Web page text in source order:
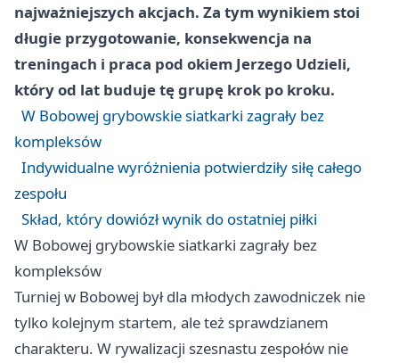
najważniejszych akcjach. Za tym wynikiem stoi
długie przygotowanie, konsekwencja na
treningach i praca pod okiem Jerzego Udzieli,
który od lat buduje tę grupę krok po kroku.
W Bobowej grybowskie siatkarki zagrały bez
kompleksów
Indywidualne wyróżnienia potwierdziły siłę całego
zespołu
Skład, który dowiózł wynik do ostatniej piłki
W Bobowej grybowskie siatkarki zagrały bez
kompleksów
Turniej w Bobowej był dla młodych zawodniczek nie
tylko kolejnym startem, ale też sprawdzianem
charakteru. W rywalizacji szesnastu zespołów nie